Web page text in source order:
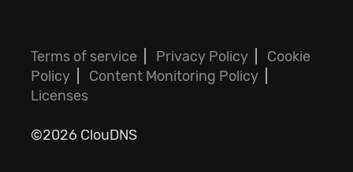
Terms of service Privacy Policy
Cookie
Policy
Content Monitoring Policy
Licenses
©2026 ClouDNS